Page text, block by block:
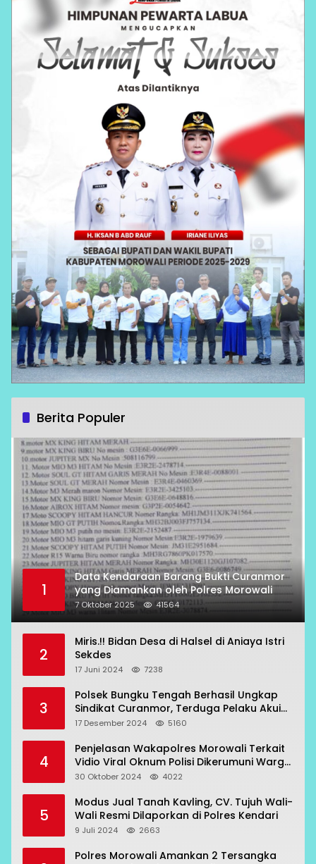
Berita Populer
1
Data Kendaraan Barang Bukti Curanmor
yang Diamankan oleh Polres Morowali
7 Oktober 2025 41564
2
Miris.!! Bidan Desa di Halsel di Aniaya Istri
Sekdes
17 Juni 2024 7238
3
Polsek Bungku Tengah Berhasil Ungkap
Sindikat Curanmor, Terduga Pelaku Akui
Beraksi di 7 Lokasi
17 Desember 2024 5160
4
Penjelasan Wakapolres Morowali Terkait
Vidio Viral Oknum Polisi Dikerumuni Warga
Bahodopi
30 Oktober 2024 4022
5
Modus Jual Tanah Kavling, CV. Tujuh Wali-
Wali Resmi Dilaporkan di Polres Kendari
9 Juli 2024 2663
Polres Morowali Amankan 2 Tersangka